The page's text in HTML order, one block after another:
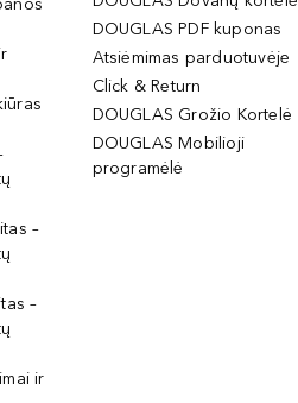
–
–
ir
DOUGLAS PDF kuponas
Atsiėmimas parduotuvėje
Click & Return
DOUGLAS Grožio Kortelė
DOUGLAS Mobilioji
programėlė